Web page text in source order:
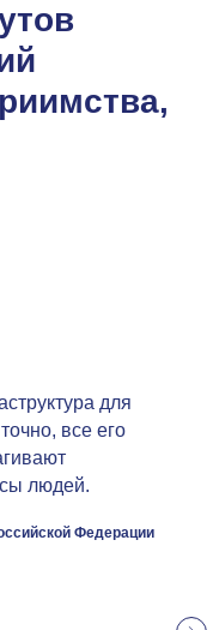
для
все его
людей.
Федерации